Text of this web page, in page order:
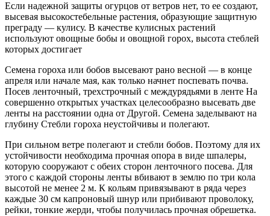
Если надежной защиты огурцов от ветров нет, то ее создают,
высевая высокостебельные растения, образующие защитную
преграду — кулису. В качестве кулисных растений
используют овощные бобы и овощной горох, высота стеблей
которых достигает
Семена гороха или бобов высевают рано весной — в конце
апреля или начале мая, как только начнет поспевать почва.
Посев ленточный, трехстрочный с междурядьями в ленте На
совершенно открытых участках целесообразно высевать две
ленты на расстоянии одна от Другой. Семена заделывают на
глубину Стебли гороха неустойчивы и полегают.
При сильном ветре полегают и стебли бобов. Поэтому для их
устойчивости необходима прочная опора в виде шпалеры,
которую сооружают с обеих сторон ленточного посева. Для
этого с каждой стороны ленты вбивают в землю по три кола
высотой не менее 2 м. К кольям привязывают в ряда через
каждые 30 см капроновый шнур или прибивают проволоку,
рейки, тонкие жерди, чтобы получилась прочная обрешетка.